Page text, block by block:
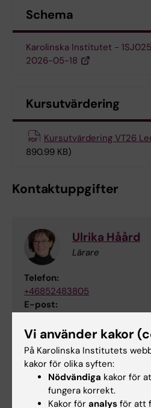
Schema
Karolinska Institutet -
2026-05-18
Kursutvärdering
Kursutvärdering VT26
890.99 KB)
Kontaktuppgifter
Ulrika Håård
Lärare
Telefon:
+46852483805
E-post:
Mia von
Examinator
Vi använder kakor
På Karolinska Institutets
kakor för olika syften:
Nödvändiga kakor för
fungera korrekt.
Kakor för analys för att